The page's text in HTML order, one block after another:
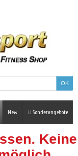
Sonderangebote
New
Keine